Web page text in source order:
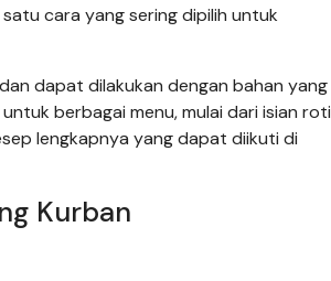
cara yang sering dipilih untuk
dapat dilakukan dengan bahan yang
berbagai menu, mulai dari isian roti
lengkapnya yang dapat diikuti di
Kurban